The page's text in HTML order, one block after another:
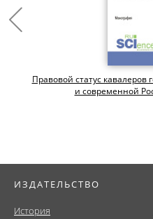
Правовой статус кавалеров
и современной
ИЗДАТЕЛЬСТВО
История